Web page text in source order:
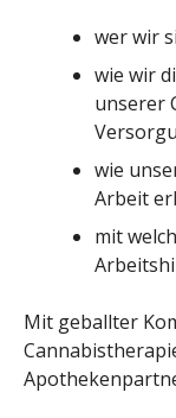
wer wir
wie wir
unserer
wie
Arbeit
mit
Mit geballter